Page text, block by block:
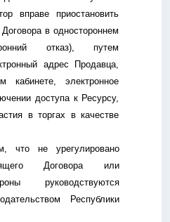
вправе приостановить
в одностороннем
отказ), путем
адрес Продавца,
кабинете, электронное
доступа к Ресурсу,
в торгах в качестве
что не урегулировано
Договора или
руководствуются
Республики